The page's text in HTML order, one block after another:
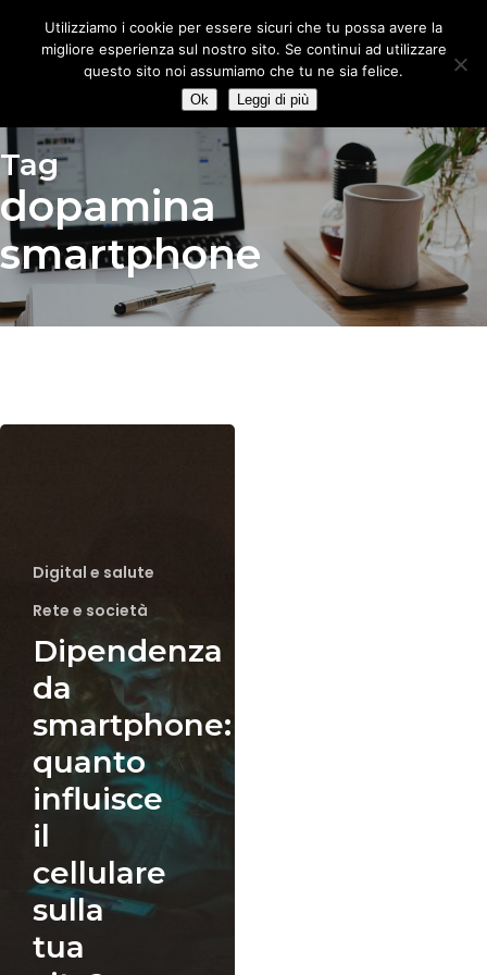
Tag
dopamina
smartphone
Dipendenza
cellulare
sulla
tua
vita?
Digital e salute
Rete e società
Dipendenza
da
smartphone:
quanto
influisce
il
cellulare
sulla
tua
Utilizziamo i cookie per essere sicuri che tu possa avere la
migliore esperienza sul nostro sito. Se continui ad utilizzare
questo sito noi assumiamo che tu ne sia felice.
Ok Leggi di più